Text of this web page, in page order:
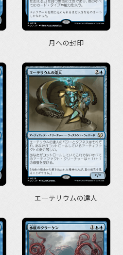
月への封印
エーテリウムの達人